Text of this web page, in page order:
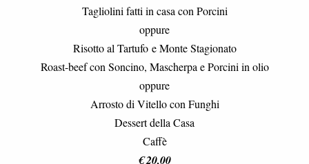
Tagliolini fatti in casa con Porcini
oppure
Risotto al Tartufo e Monte Stagionato
Roast-beef con Soncino, Mascherpa e Porcini in olio
oppure
Arrosto di Vitello con Funghi
Dessert della Casa
Caffè
€ 20,00